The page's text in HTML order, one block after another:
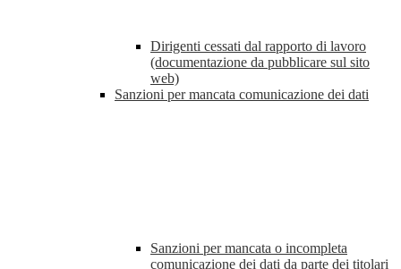
Dirigenti cessati dal rapporto di lavoro
(documentazione da pubblicare sul sito
web)
Sanzioni per mancata comunicazione dei dati
Sanzioni per mancata o incompleta
comunicazione dei dati da parte dei titolari